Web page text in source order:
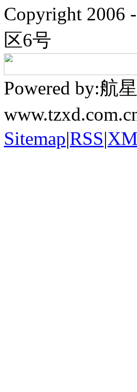
Copyright 2006
区6号
Powered by:航
Sitemap|RSS|